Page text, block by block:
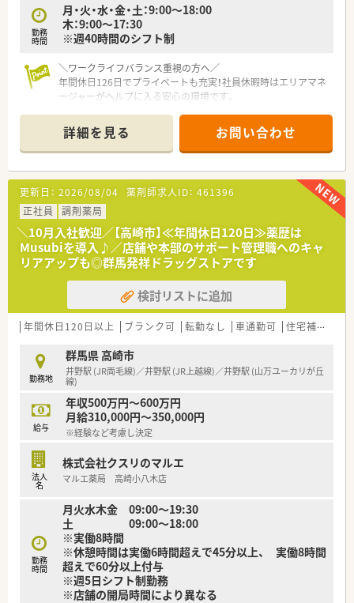
【やりがい/おすすめポイント】
■地域住民の健康を支える身近な存在として、患者様から直接感
謝の言葉をいただける喜びがあります。
高いモチベーションを維持して働けます。
■スタッフ同士の仲が非常に良く、業務で困った時にもお互いに
助け合える温かくて和やかな雰囲気です。
勤務
時間
月・火・水・金・土：9:00～18:00
木：9:00～17:30
※週40時間のシフト制
＼ワークライフバランス重視の方へ／
年間休日126日でプライベートも充実！社員休暇時はエリアマネ
ージャーがヘルプに入る安心の環境です。
【店舗情報と応需状況について】
■群馬県太田市に位置し、東武桐生線の三枚橋駅が最寄りとなる
好立地で通勤にも便利な調剤薬局の求人です。
■門前にある病院から、主に精神科や神経科の処方箋を月に約
1135枚応需している地域密着型の店舗です。
■薬剤師3名体制で、最新機材も完備されているため効率的に調
剤業務へ集中できる整った設備環境が魅力です。
【募集背景と求める人物像について】
■現在は欠員補充のための募集を行っており、50代前半までの
幅広い年齢層の方を性別不問で歓迎しております。
■紹介料率の交渉により採用に対する熱意が高まっており、即戦
力としてご活躍いただける方を求めています。
■患者様へ有益な情報提供を行うなど、付加価値のあるサービス
提供に共感し共に取り組んでいただける方をお待ちしていま
【法人特徴について】
■茨城県、栃木県、群馬県エリアを中心に25店舗の調剤薬局を展
開している、地域密着型の大手薬局チェーンです。
■大手調剤薬局のグループ会社である強みを活かし、福利厚生が
非常に充実しているため長く安心して働けます。
■店舗間の異動が発生する場合でも、ご自宅から60分圏内の範
【やりがい/おすすめポイント】
ーがヘルプに入るため確実にお休みを取得できます。
■精神科や神経科の専門的な知識を深めながら、地域医療に密着
した付加価値の高いサービスを提供できる環境です。
■新卒からベテランまで幅広い層が活躍しており、年収最大650
万円など頑張りがしっかり還元されるのが魅力です。
詳細を見る お問い合わせ
更新日： 2026/08/04 薬剤師求人ID： 461396
正社員
調剤薬局
＼10月入社歓迎／【高崎市】≪年間休日120日≫薬歴は
Musubiを導入♪／店舗や本部のサポート管理職へのキャ
リアアップも◎群馬発祥ドラッグストアです
検討リストに追加
年間休日120日以上 ブランク可 転勤なし 車通勤可 住宅補助(手当)あり
勤務地
群馬県 高崎市
井野駅 (JR両毛線)／井野駅 (JR上越線)／井野駅 (山万ユーカリが丘
線)
給与
年収500万円～600万円
月給310,000円～350,000円
※経験など考慮し決定
法人
名
株式会社クスリのマルエ
マルエ薬局 高崎小八木店
勤務
時間
月火水木金 09:00～19:30
土 09:00～18:00
※実働8時間
※休憩時間は実働6時間超えで45分以上、 実働8時間
超えで60分以上付与
※週5日シフト制勤務
※店舗の開局時間により異なる